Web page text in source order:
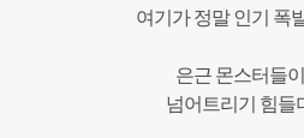
여기가 정말 인기 폭
은근 몬스터들
넘어트리기 힘들